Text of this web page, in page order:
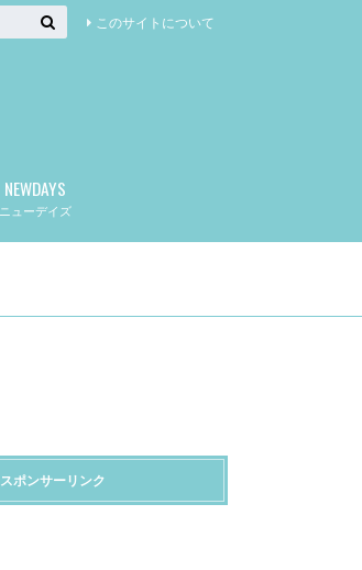
このサイトについて
ニューデイズ
NEWDAYS
スポンサーリンク